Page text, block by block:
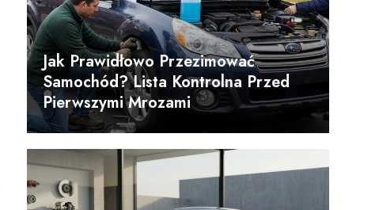
Jak Prawidłowo Przezimować
Samochód? Lista Kontrolna Przed
Pierwszymi Mrozami